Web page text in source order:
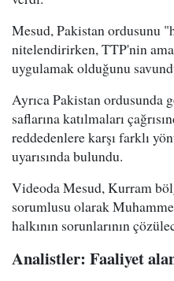
Mesud, Pakistan ordusunu
nitelendirirken, TTP'nin
uygulamak olduğunu
Ayrıca Pakistan ordusunda
saflarına katılmaları
reddedenlere karşı farklı
uyarısında bulundu.
Videoda Mesud, Kurram
sorumlusu olarak
halkının sorunlarının
Analistler: Faaliyet